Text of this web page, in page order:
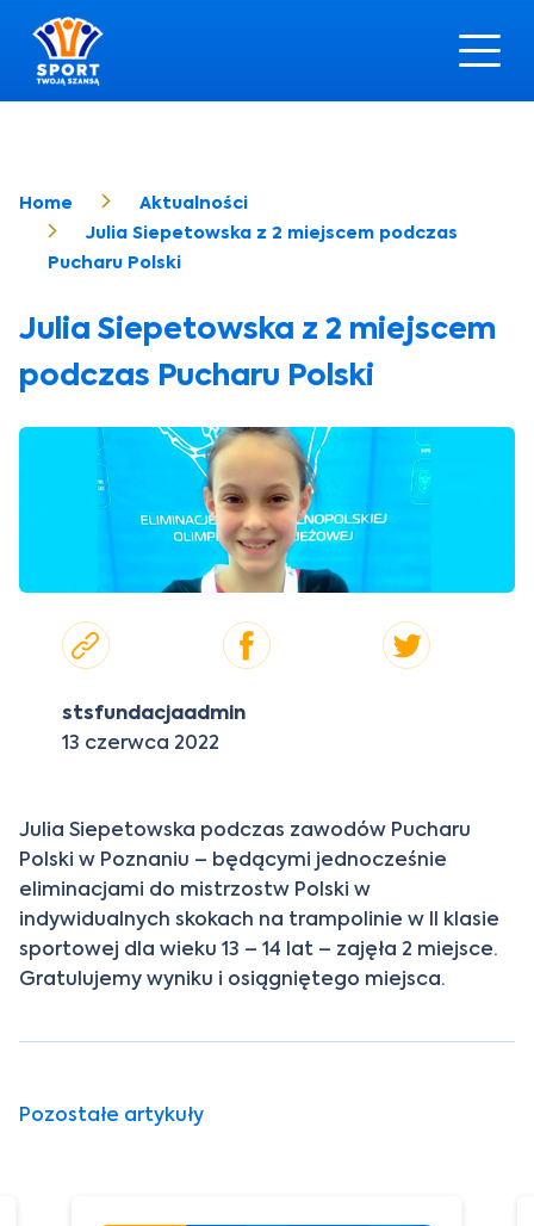
Home
Aktualności
Julia Siepetowska z 2 miejscem podczas
Pucharu Polski
Julia Siepetowska z 2 miejscem
podczas Pucharu Polski
stsfundacjaadmin
13 czerwca 2022
Julia Siepetowska podczas zawodów Pucharu
Polski w Poznaniu – będącymi jednocześnie
eliminacjami do mistrzostw Polski w
indywidualnych skokach na trampolinie w II klasie
sportowej dla wieku 13 – 14 lat – zajęła 2 miejsce.
Gratulujemy wyniku i osiągniętego miejsca.
Pozostałe artykuły